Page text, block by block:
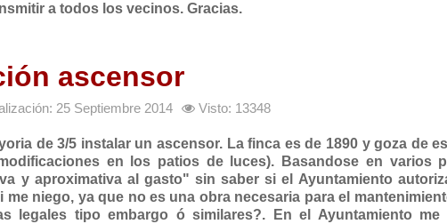
a todos los vecinos. Gracias.
ascensor
25 Septiembre 2014 Visto: 13348
de 3/5 instalar un ascensor. La finca es de 1890 y goza de
en los patios de luces). Basandose en varios
y aproximativa al gasto" sin saber si el Ayuntamiento
me niego, ya que no es una obra necesaria para el
legales tipo embargo ó similares?. En el Ayuntamiento me